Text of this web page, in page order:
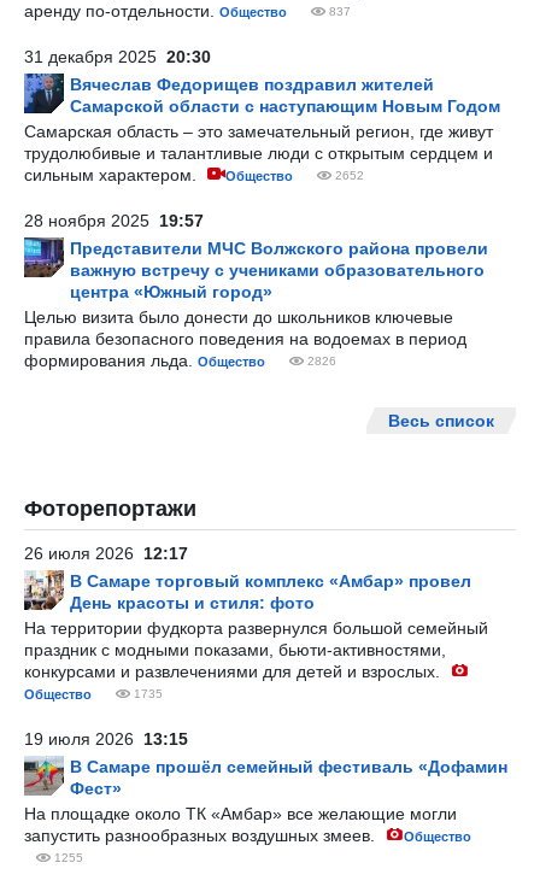
аренду по-отдельности.
Общество 837
31 декабря 2025 20:30
Вячеслав Федорищев поздравил жителей
Самарской области с наступающим Новым Годом
Самарская область – это замечательный регион, где живут
трудолюбивые и талантливые люди с открытым сердцем и
сильным характером.
Общество 2652
28 ноября 2025 19:57
Представители МЧС Волжского района провели
важную встречу с учениками образовательного
центра «Южный город»
Целью визита было донести до школьников ключевые
правила безопасного поведения на водоемах в период
формирования льда.
Общество 2826
Весь список
Фоторепортажи
26 июля 2026 12:17
В Самаре торговый комплекс «Амбар» провел
День красоты и стиля: фото
На территории фудкорта развернулся большой семейный
праздник с модными показами, бьюти-активностями,
конкурсами и развлечениями для детей и взрослых.
Общество 1735
19 июля 2026 13:15
В Самаре прошёл семейный фестиваль «Дофамин
Фест»
На площадке около ТК «Амбар» все желающие могли
запустить разнообразных воздушных змеев.
Общество
1255